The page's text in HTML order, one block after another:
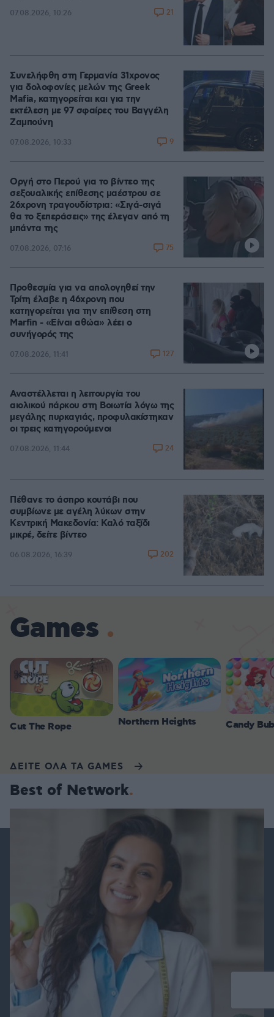
07.08.2026, 10:26 21
Συνελήφθη στη Γερμανία 31χρονος
για δολοφονίες μελών της Greek
Mafia, κατηγορείται και για την
εκτέλεση με 97 σφαίρες του Βαγγέλη
Ζαμπούνη
07.08.2026, 10:33 9
Οργή στο Περού για το βίντεο της
σεξουαλικής επίθεσης μαέστρου σε
26χρονη τραγουδίστρια: «Σιγά-σιγά
θα το ξεπεράσεις» της έλεγαν από τη
μπάντα της
07.08.2026, 07:16 75
Προθεσμία για να απολογηθεί την
Τρίτη έλαβε η 46χρονη που
κατηγορείται για την επίθεση στη
Marfin - «Είναι αθώα» λέει ο
συνήγορός της
07.08.2026, 11:41 127
Αναστέλλεται η λειτουργία του
αιολικού πάρκου στη Βοιωτία λόγω της
μεγάλης πυρκαγιάς, προφυλακίστηκαν
οι τρεις κατηγορούμενοι
07.08.2026, 11:44 24
Πέθανε το άσπρο κουτάβι που
συμβίωνε με αγέλη λύκων στην
Κεντρική Μακεδονία: Καλό ταξίδι
μικρέ, δείτε βίντεο
06.08.2026, 16:39 202
Games
Cut The Rope Northern Heights Candy
ΔΕΙΤΕ ΟΛΑ ΤΑ GAMES
Best of Network